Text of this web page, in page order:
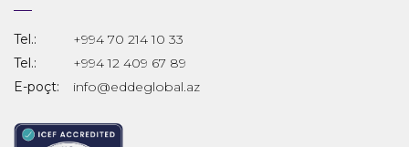
Tel.:
+994 70 214 10 33
Tel.:
+994 12 409 67 89
E-poçt:
info@eddeglobal.az